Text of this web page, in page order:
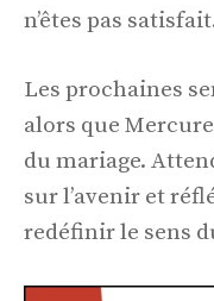
n’êtes pas
Les prochaines
alors que
du mariage.
sur l’avenir et
redéfinir le sens